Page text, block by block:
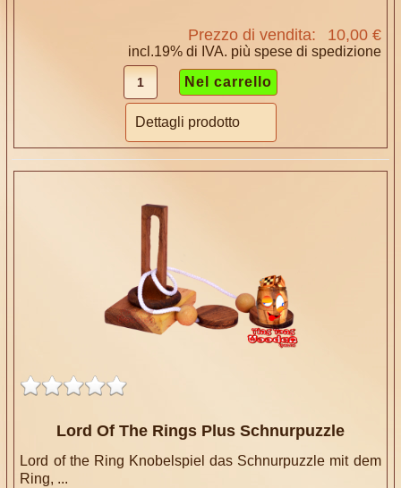
Prezzo di vendita: 10,00 €
incl.19% di IVA. più spese di spedizione
Dettagli prodotto
Lord Of The Rings Plus Schnurpuzzle
Lord of the Ring Knobelspiel das Schnurpuzzle mit dem
Ring, ...